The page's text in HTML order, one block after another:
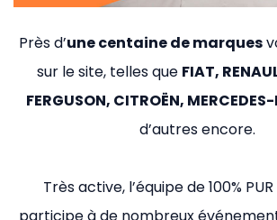
Près d’une centaine de marques
sur le site, telles que FIAT,
FERGUSON, CITROËN,
d’autres encore.
Très active, l’équipe de 100% PUR